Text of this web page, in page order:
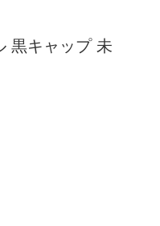
黒キャップ 未